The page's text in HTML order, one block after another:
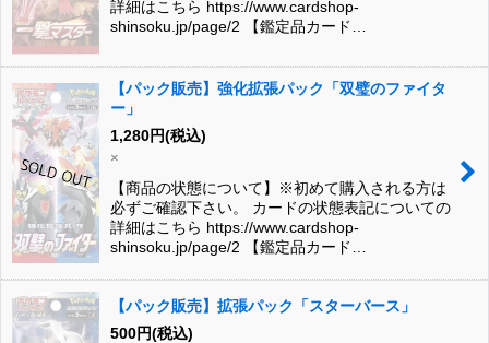
詳細はこちら https://www.cardshop-
shinsoku.jp/page/2 【鑑定品カード…
【パック販売】強化拡張パック「双璧のファイタ
ー」
1,280円(税込)
×
【商品の状態について】※初めて購入される方は
必ずご確認下さい。 カードの状態表記についての
詳細はこちら https://www.cardshop-
shinsoku.jp/page/2 【鑑定品カード…
【パック販売】拡張パック「スターバース」
500円(税込)